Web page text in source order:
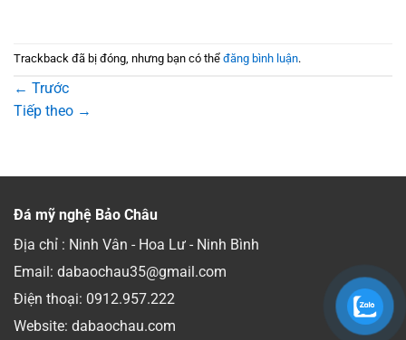
Trackback đã bị đóng, nhưng bạn có thể đăng bình luận.
← Trước
Tiếp theo →
Đá mỹ nghệ Bảo Châu
Địa chỉ : Ninh Vân - Hoa Lư - Ninh Bình
Email: dabaochau35@gmail.com
Điện thoại: 0912.957.222
Website: dabaochau.com